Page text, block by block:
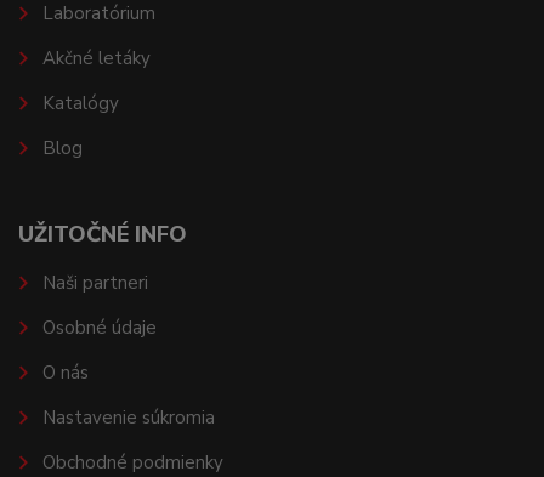
Laboratórium
Akčné letáky
Katalógy
Blog
UŽITOČNÉ INFO
Naši partneri
Osobné údaje
O nás
Nastavenie súkromia
Obchodné podmienky